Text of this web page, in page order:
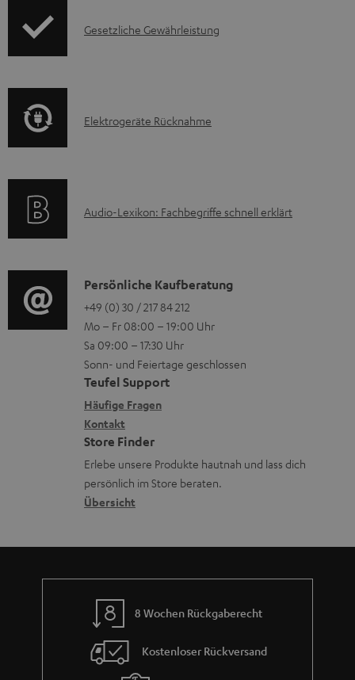
n
u
A
I
r
i
e
n
z
u
r
G
a
r
a
n
i
e
Gesetzliche Gewährleistung
E
t
g
e
r
ä
t
e
R
ü
c
k
a
h
m
Elektrogeräte Rücknahme
A
i
o
-
L
e
x
i
k
o
n
Audio-Lexikon: Fachbegriffe schnell erklärt
K
o
n
t
a
k
t
d
a
t
n
Persönliche Kaufberatung
+49 (0) 30 / 217 84 212
Mo – Fr 08:00 – 19:00 Uhr
Sa 09:00 – 17:30 Uhr
Sonn- und Feiertage geschlossen
Teufel Support
Häufige Fragen
Kontakt
Store Finder
Erlebe unsere Produkte hautnah und lass dich
persönlich im Store beraten.
Übersicht
8 Wochen Rückgaberecht
Kostenloser Rückversand